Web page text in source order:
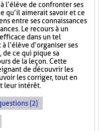
l’élève de confronter ses
qu’il aimerait savoir et ce
entre ses connaissances
Le recours à un
efficace dans un tel
l’élève d’organiser ses
de ce qui pique sa
de la leçon. Cette
de découvrir les
les corriger, tout en
leur intérêt.
(2)